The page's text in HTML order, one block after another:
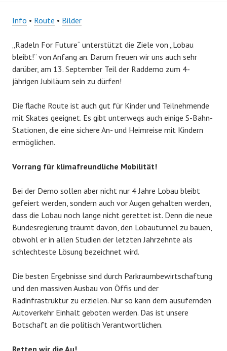
Info • Route • Bilder
„Radeln For Future“ unterstützt die Ziele von „Lobau
bleibt!“ von Anfang an. Darum freuen wir uns auch sehr
darüber, am 13. September Teil der Raddemo zum 4-
jährigen Jubiläum sein zu dürfen!
Die flache Route ist auch gut für Kinder und Teilnehmende
mit Skates geeignet. Es gibt unterwegs auch einige S-Bahn-
Stationen, die eine sichere An- und Heimreise mit Kindern
ermöglichen.
Vorrang für klimafreundliche Mobilität!
Bei der Demo sollen aber nicht nur 4 Jahre Lobau bleibt
gefeiert werden, sondern auch vor Augen gehalten werden,
dass die Lobau noch lange nicht gerettet ist. Denn die neue
Bundesregierung träumt davon, den Lobautunnel zu bauen,
obwohl er in allen Studien der letzten Jahrzehnte als
schlechteste Lösung bezeichnet wird.
Die besten Ergebnisse sind durch Parkraumbewirtschaftung
und den massiven Ausbau von Öffis und der
Radinfrastruktur zu erzielen. Nur so kann dem ausufernden
Autoverkehr Einhalt geboten werden. Das ist unsere
Botschaft an die politisch Verantwortlichen.
Retten wir die Au!